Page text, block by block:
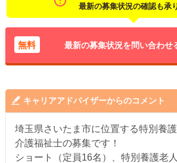
最新の募集状況の確認も承
無料 最新の募集状況を問い合わせ
キャリアアドバイザーからのコメント
埼玉県さいたま市に位置する特別養
介護福祉士の募集です！
ショート（定員16名）、特別養護老